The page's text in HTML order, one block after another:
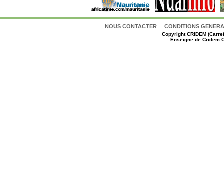
NOUS CONTACTER CONDITIONS
CopyrightCRIDEM
Enseigne de Cridem